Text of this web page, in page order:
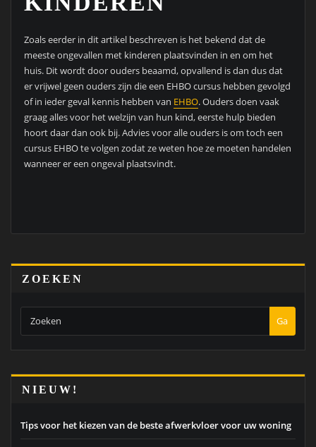
Zoals eerder in dit artikel beschreven is het bekend dat de
meeste ongevallen met kinderen plaatsvinden in en om het
huis. Dit wordt door ouders beaamd, opvallend is dan dus dat
er vrijwel geen ouders zijn die een EHBO cursus hebben gevolgd
of in ieder geval kennis hebben van EHBO. Ouders doen vaak
graag alles voor het welzijn van hun kind, eerste hulp bieden
hoort daar dan ook bij. Advies voor alle ouders is om toch een
cursus EHBO te volgen zodat ze weten hoe ze moeten handelen
wanneer er een ongeval plaatsvindt.
ZOEKEN
Ga
NIEUW!
Tips voor het kiezen van de beste afwerkvloer voor uw woning